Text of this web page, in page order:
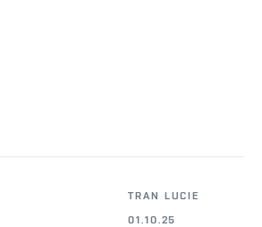
TRAN LUCIE
01.10.25